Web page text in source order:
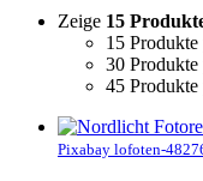
Zeige 15
15 Produkte
30 Produkte
45 Produkte
Pixabay lofoten-